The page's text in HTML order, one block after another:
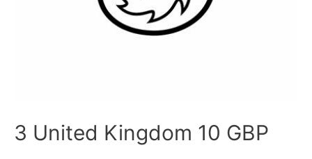
3 United Kingdom 10 GBP